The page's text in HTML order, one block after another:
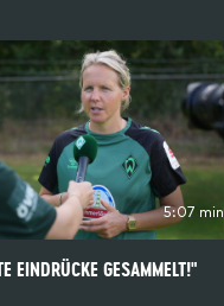
5:07 min
EINDRÜCKE GESAMMELT!"